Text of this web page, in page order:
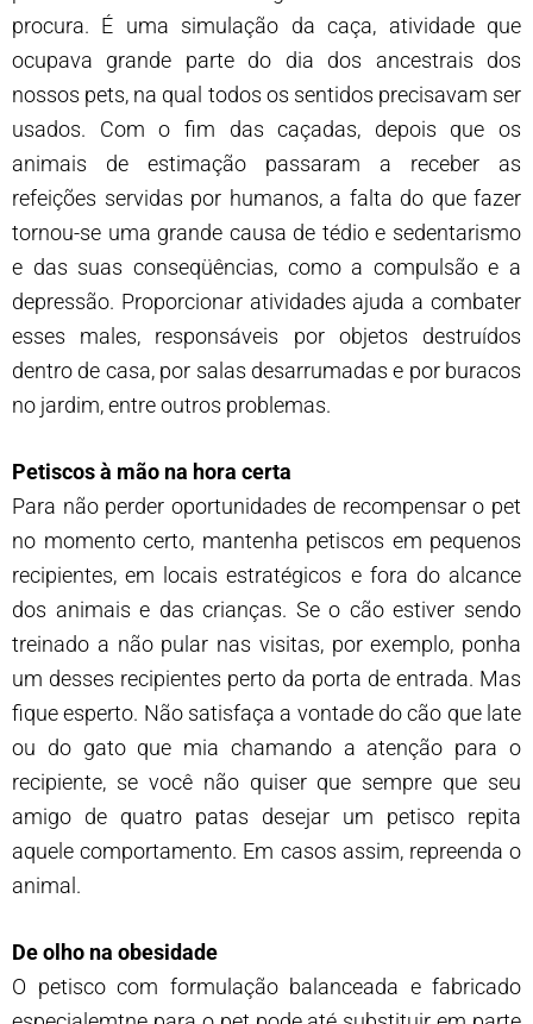
procura. É uma simulação da caça, atividade que
ocupava grande parte do dia dos ancestrais dos
nossos pets, na qual todos os sentidos precisavam ser
usados. Com o fim das caçadas, depois que os
animais de estimação passaram a receber as
refeições servidas por humanos, a falta do que fazer
tornou-se uma grande causa de tédio e sedentarismo
e das suas conseqüências, como a compulsão e a
depressão. Proporcionar atividades ajuda a combater
esses males, responsáveis por objetos destruídos
dentro de casa, por salas desarrumadas e por buracos
no jardim, entre outros problemas.
Petiscos à mão na hora certa
Para não perder oportunidades de recompensar o pet
no momento certo, mantenha petiscos em pequenos
recipientes, em locais estratégicos e fora do alcance
dos animais e das crianças. Se o cão estiver sendo
treinado a não pular nas visitas, por exemplo, ponha
um desses recipientes perto da porta de entrada. Mas
fique esperto. Não satisfaça a vontade do cão que late
ou do gato que mia chamando a atenção para o
recipiente, se você não quiser que sempre que seu
amigo de quatro patas desejar um petisco repita
aquele comportamento. Em casos assim, repreenda o
animal.
De olho na obesidade
O petisco com formulação balanceada e fabricado